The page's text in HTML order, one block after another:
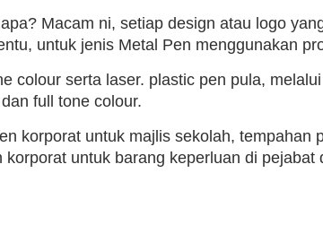
Macam ni, setiap design atau logo
untuk jenis Metal Pen menggunakan
colour serta laser. plastic pen pula,
full tone colour.
korporat untuk majlis sekolah, tempahan
korporat untuk barang keperluan di pejabat